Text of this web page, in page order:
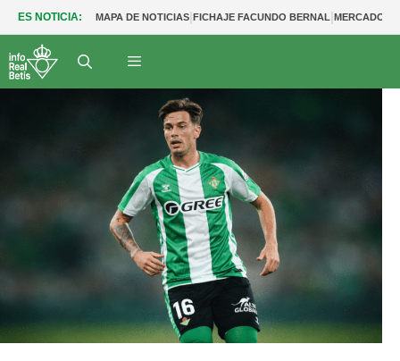
ES NOTICIA: MAPA DE NOTICIAS|FICHAJE FACUNDO BERNAL|MERCADO